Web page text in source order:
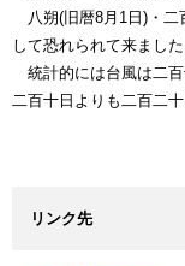
八朔(旧暦8月1日)・二
して恐れられて来ました
統計的には台風は二百
二百十日よりも二百二
リンク先